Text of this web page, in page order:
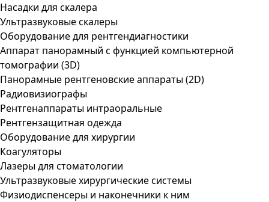
Насадки для скалера
Ультразвуковые скалеры
Оборудование для рентгендиагностики
Аппарат панорамный с функцией компьютерной
томографии (3D)
Панорамные рентгеновские аппараты (2D)
Радиовизиографы
Рентгенаппараты интраоральные
Рентгензащитная одежда
Оборудование для хирургии
Коагуляторы
Лазеры для стоматологии
Ультразвуковые хирургические системы
Физиодиспенсеры и наконечники к ним